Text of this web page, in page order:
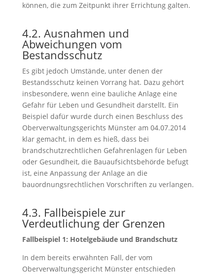
können, die zum Zeitpunkt ihrer Errichtung galten.
4.2. Ausnahmen und
Abweichungen vom
Bestandsschutz
Es gibt jedoch Umstände, unter denen der
Bestandsschutz keinen Vorrang hat. Dazu gehört
insbesondere, wenn eine bauliche Anlage eine
Gefahr für Leben und Gesundheit darstellt. Ein
Beispiel dafür wurde durch einen Beschluss des
Oberverwaltungsgerichts Münster am 04.07.2014
klar gemacht, in dem es hieß, dass bei
brandschutzrechtlichen Gefahrenlagen für Leben
oder Gesundheit, die Bauaufsichtsbehörde befugt
ist, eine Anpassung der Anlage an die
bauordnungsrechtlichen Vorschriften zu verlangen.
4.3. Fallbeispiele zur
Verdeutlichung der Grenzen
Fallbeispiel 1: Hotelgebäude und Brandschutz
In dem bereits erwähnten Fall, der vom
Oberverwaltungsgericht Münster entschieden